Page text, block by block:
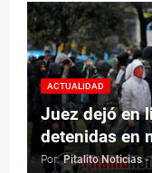
ACTUALIDAD
Juez dejó en
detenidas en
Por: Pitalito Noticias -